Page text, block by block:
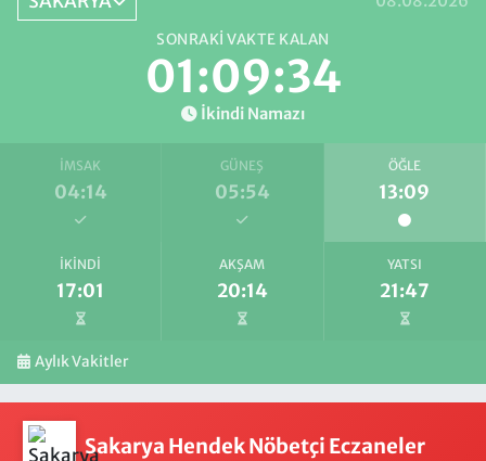
SONRAKI VAKTE KALAN
01:09:33
İkindi Namazı
İMSAK
04:14
GÜNEŞ
05:54
ÖĞLE
13:09
İKINDI
17:01
AKŞAM
20:14
YATSI
21:47
Aylık Vakitler
Sakarya Hendek Nöbetçi Eczaneler